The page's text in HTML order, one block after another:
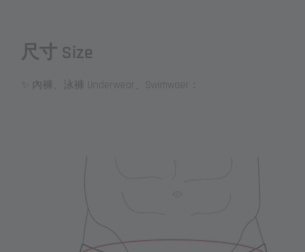
尺寸 Size
✨ 內褲、泳褲 Underwear、Swimwaer：